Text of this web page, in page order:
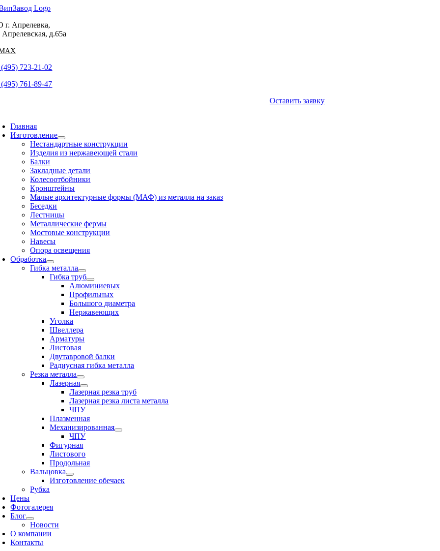
Skip
content
Апрелевка,
Апрелевская, д.65а
723-21-02
761-89-47
Оставить заявку
Главная
Изготовление
Нестандартные конструкции
Изделия из нержавеющей стали
Балки
Закладные детали
Колесоотбойники
Кронштейны
Малые архитектурные формы (МАФ) из металла на заказ
Беседки
Лестницы
Металлические фермы
Мостовые конструкции
Навесы
Опора освещения
Обработка
Гибка металла
Гибка труб
Алюминиевых
Профильных
Большого диаметра
Нержавеющих
Уголка
Швеллера
Арматуры
Листовая
Двутавровой балки
Радиусная гибка металла
Резка металла
Лазерная
Лазерная резка труб
Лазерная резка листа металла
ЧПУ
Плазменная
Механизированная
ЧПУ
Фигурная
Листового
Продольная
Вальцовка
Изготовление обечаек
Рубка
Цены
Фотогалерея
Блог
Новости
О компании
Контакты